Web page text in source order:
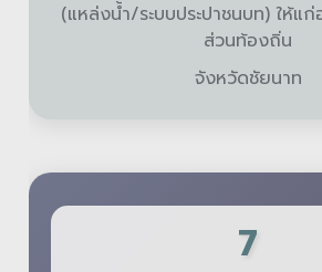
(แหล่งน้ำ/ระบบประปาชนบท) ให้แ
ส่วนท้องถิ่น
จังหวัดชัยนาท
7